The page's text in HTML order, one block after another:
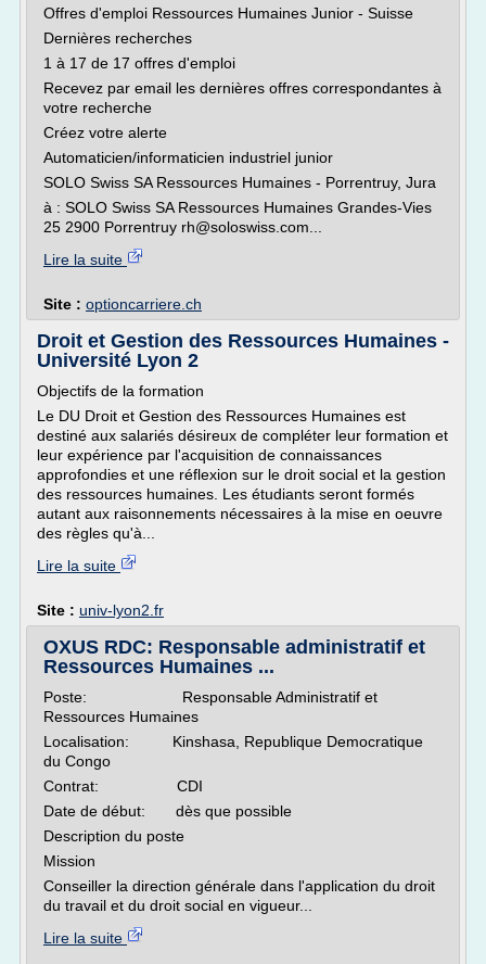
Offres d'emploi Ressources Humaines Junior - Suisse
Dernières recherches
1 à 17 de 17 offres d'emploi
Recevez par email les dernières offres correspondantes à
votre recherche
Créez votre alerte
Automaticien/informaticien industriel junior
SOLO Swiss SA Ressources Humaines - Porrentruy, Jura
à : SOLO Swiss SA Ressources Humaines Grandes-Vies
25 2900 Porrentruy rh@soloswiss.com...
Lire la suite
Site : optioncarriere.ch
Droit et Gestion des Ressources Humaines -
Université Lyon 2
Objectifs de la formation
Le DU Droit et Gestion des Ressources Humaines est
destiné aux salariés désireux de compléter leur formation et
leur expérience par l'acquisition de connaissances
approfondies et une réflexion sur le droit social et la gestion
des ressources humaines. Les étudiants seront formés
autant aux raisonnements nécessaires à la mise en oeuvre
des règles qu'à...
Lire la suite
Site : univ-lyon2.fr
OXUS RDC: Responsable administratif et
Ressources Humaines ...
Poste: Responsable Administratif et
Ressources Humaines
Localisation: Kinshasa, Republique Democratique
du Congo
Contrat: CDI
Date de début: dès que possible
Description du poste
Mission
Conseiller la direction générale dans l'application du droit
du travail et du droit social en vigueur...
Lire la suite